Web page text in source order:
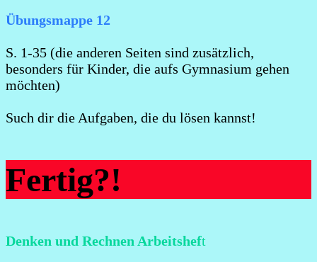
Übungsmappe 12
S. 1-35 (die anderen Seiten sind zusätzlich,
besonders für Kinder, die aufs Gymnasium gehen
möchten)
Such dir die Aufgaben, die du lösen kannst!
Fertig?!
Denken und Rechnen Arbeitsheft